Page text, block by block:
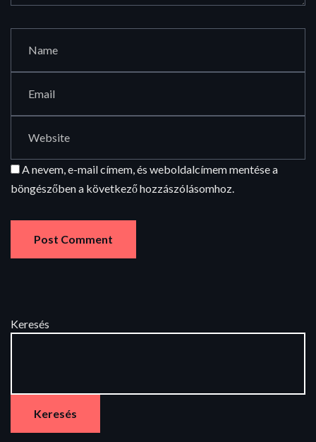
A nevem, e-mail címem, és weboldalcímem mentése a
böngészőben a következő hozzászólásomhoz.
Keresés
Keresés